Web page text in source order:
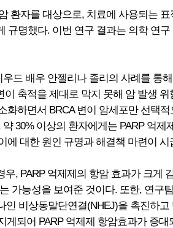
환자를 대상으로, 치료에 사용되는
규명했다. 이번 연구 결과는 의학 연
드 배우 안젤리나 졸리의 사례를 통
축적을 제대로 막지 못해 암 발생
화하면서 BRCA 변이 암세포만 선택
30% 이상의 환자에게는 PARP 억제
대한 원인 규명과 해결책 마련이
, PARP 억제제의 항암 효과가 크게
가능성을 보여준 것이다. 또한, 연구
비상동말단연결(NHEJ)을 촉진하
되어 PARP 억제제 항암효과가 증대